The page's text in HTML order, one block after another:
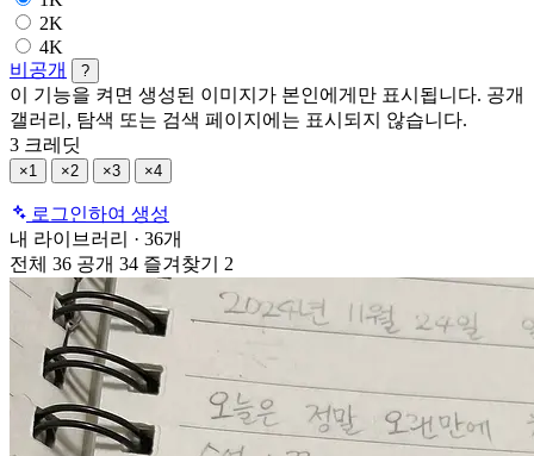
2K
4K
비공개
?
이 기능을 켜면 생성된 이미지가 본인에게만 표시됩니다. 공개
갤러리, 탐색 또는 검색 페이지에는 표시되지 않습니다.
3 크레딧
×1 ×2 ×3 ×4
로그인하여 생성
내 라이브러리 · 36개
전체 36 공개 34 즐겨찾기 2